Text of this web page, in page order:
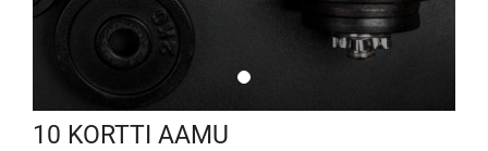
10 KORTTI AAMU